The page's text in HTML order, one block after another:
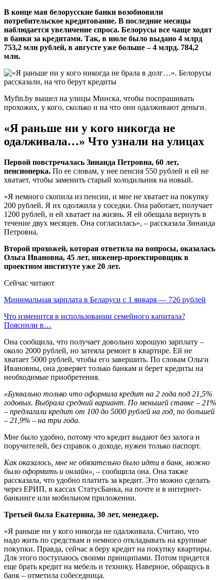
В конце мая белорусские банки возобновили
потребительское кредитование. В последние месяцы
наблюдается увеличение спроса. Белорусы все чаще ходят
в банки за кредитами. Так, в июле было выдано 4 млрд
753,2 млн рублей, в августе уже больше – 4 млрд. 784,2
млн.
Myfin.by вышел на улицы Минска, чтобы поспрашивать
прохожих, у кого, сколько и на что они одалживают деньги.
«Я раньше ни у кого никогда не
одалживала…» Что узнали на улицах
Первой повстречалась Зинаида Петровна, 60 лет,
пенсионерка. По ее словам, у нее пенсия 550 рублей и ей не
хватает, чтобы заменить старый холодильник на новый.
«Я немного скопила из пенсии, и мне не хватает на покупку
200 рублей. Я их одолжила у соседки. Она работает, получает
1200 рублей, и ей хватает на жизнь. Я ей обещала вернуть в
течение двух месяцев. Она согласилась», – рассказала Зинаида
Петровна.
Второй прохожей, которая ответила на вопросы, оказалась
Ольга Ивановна, 45 лет, инженер-проектировщик в
проектном институте уже 20 лет.
Сейчас читают
Минимальная зарплата в Беларуси с 1 января — 726 рублей
Что изменится в использовании семейного капитала?
Пояснили в…
Она сообщила, что получает довольно хорошую зарплату –
около 2000 рублей, но затеяла ремонт в квартире. Ей не
хватает 5000 рублей, чтобы его завершить. По словам Ольги
Ивановны, она доверяет только банкам и берет кредиты на
необходимые приобретения.
«Буквально только что оформила кредит на 2 года под 21,5%
годовых. Выбрала средний вариант. По меньшей ставке – 21%
– предлагали кредит от 100 до 5000 рублей на год, по большей
– 21,9% – на три года.
Мне было удобно, потому что кредит выдают без залога и
поручителей, без справок о доходе, нужен только паспорт.
Как оказалось, мне не обязательно было идти в банк, можно
было оформить и онлайн», – сообщила она. Она также
рассказала, что удобно платить за кредит. Это можно сделать
через ЕРИП, в кассах СтатусБанка, на почте и в интернет-
банкинге или мобильном приложении.
Третьей была Екатерина, 30 лет, менеджер.
«Я раньше ни у кого никогда не одалживала. Считаю, что
надо жить по средствам и немного откладывать на крупные
покупки. Правда, сейчас я беру кредит на покупку квартиры.
Для этого поступаюсь своими принципами. Потом придется
еще брать кредит на мебель и технику. Наверное, обращусь в
банк – отметила собеседница.